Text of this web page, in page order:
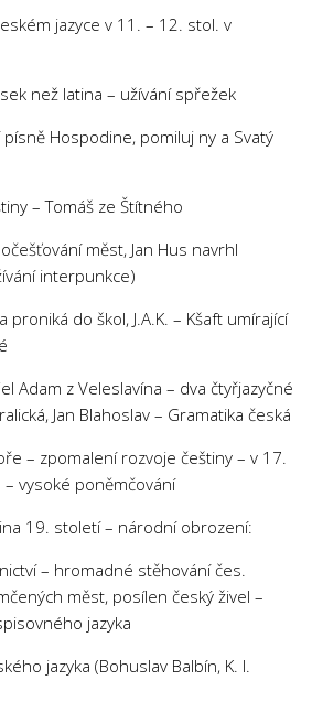
jazyce v 11. – 12. stol. v
než latina – užívání spřežek
Hospodine, pomiluj ny a Svatý
– Tomáš ze Štítného
měst, Jan Hus navrhl
interpunkce)
do škol, J.A.K. – Kšaft umírající
Adam z Veleslavína – dva čtyřjazyčné
Jan Blahoslav – Gramatika česká
– zpomalení rozvoje češtiny – v 17.
vysoké poněmčování
19. století – národní obrození:
– hromadné stěhování čes.
měst, posílen český živel –
jazyka
jazyka (Bohuslav Balbín, K. I.